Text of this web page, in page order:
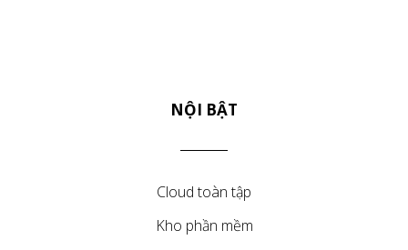
NỘI BẬT
Cloud toàn tập
Kho phần mềm